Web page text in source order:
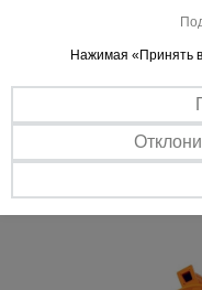
Мощный
Смеситель может
электроэнергии.
Долговечность
Венец барабана
стали методом глубокой
заменены при
Нажимая «Принять